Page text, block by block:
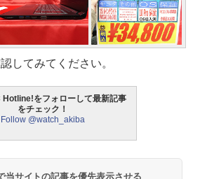
してみてください。
をフォローして最新記事
をチェック！
Follow @watch_akiba
当サイトの記事を優先表示させる